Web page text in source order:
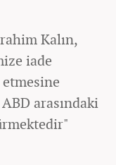
Kalın,
iade
arasındaki